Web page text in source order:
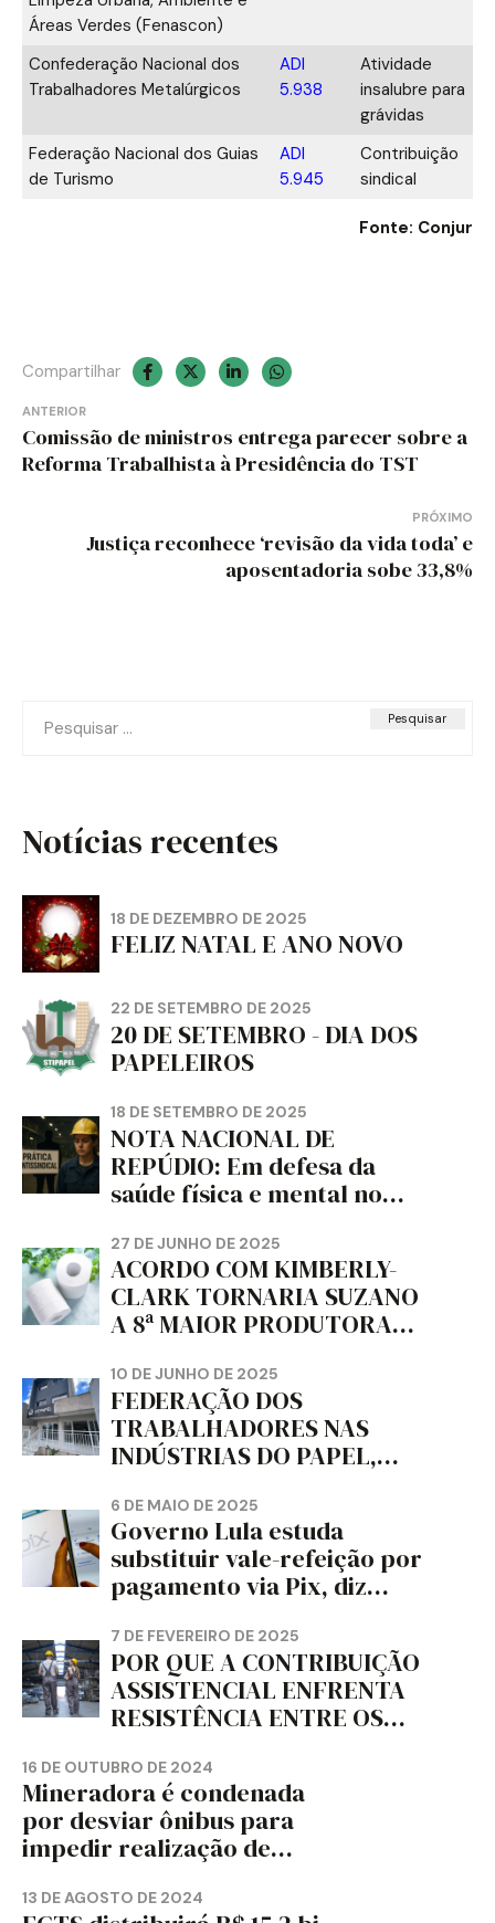
Áreas Verdes (Fenascon)
Confederação Nacional dos
Trabalhadores Metalúrgicos
ADI
5.938
Atividade
insalubre para
grávidas
Federação Nacional dos Guias
de Turismo
ADI
5.945
Contribuição
sindical
Fonte: Conjur
Compartilhar
Navegação
de
ANTERIOR
Comissão de ministros entrega parecer sobre a
Reforma Trabalhista à Presidência do TST
PRÓXIMO
Justiça reconhece ‘revisão da vida toda’ e
aposentadoria sobe 33,8%
por:
Notícias recentes
18 DE DEZEMBRO DE 2025
FELIZ NATAL E ANO NOVO
22 DE SETEMBRO DE 2025
20 DE SETEMBRO - DIA DOS
PAPELEIROS
18 DE SETEMBRO DE 2025
NOTA NACIONAL DE
REPÚDIO: Em defesa da
saúde física e mental no
da dignidade sindical.
27 DE JUNHO DE 2025
ACORDO COM KIMBERLY-
CLARK TORNARIA SUZANO
A 8ª MAIOR PRODUTORA
MUNDO, DIZ FITCH
10 DE JUNHO DE 2025
FEDERAÇÃO DOS
TRABALHADORES NAS
INDÚSTRIAS DO PAPEL,
CORTIÇA E ARTEFATOS DE
PAPEL DO ESTADO DO
PARANÁ – FETRAPEL-PR
6 DE MAIO DE 2025
Governo Lula estuda
substituir vale-refeição por
pagamento via Pix, diz
7 DE FEVEREIRO DE 2025
POR QUE A CONTRIBUIÇÃO
ASSISTENCIAL ENFRENTA
RESISTÊNCIA ENTRE OS
16 DE OUTUBRO DE 2024
Mineradora é condenada
por desviar ônibus para
impedir realização de
13 DE AGOSTO DE 2024